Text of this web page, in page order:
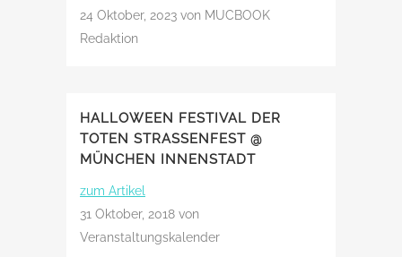
24 Oktober, 2023 von MUCBOOK
Redaktion
HALLOWEEN FESTIVAL DER
TOTEN STRASSENFEST @ M
ÜNCHEN INNENSTADT
zum Artikel
31 Oktober, 2018 von
Veranstaltungskalender